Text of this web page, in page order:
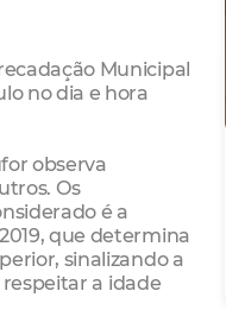
Municipal
no dia e hora
observa
Os
é a
que determina
sinalizando a
a idade